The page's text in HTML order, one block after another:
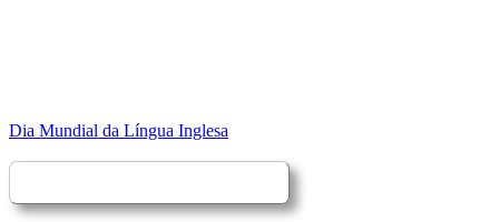
Dia Mundial da Língua Inglesa